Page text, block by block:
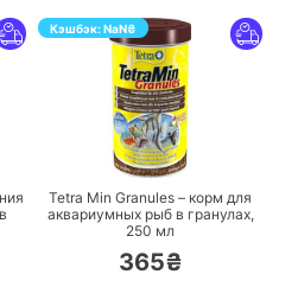
Кэшбэк:NaN₴
ПЕРЕЙТИ
Tetra Min Granules – корм для
аквариумных рыб в гранулах,
250 мл
365₴